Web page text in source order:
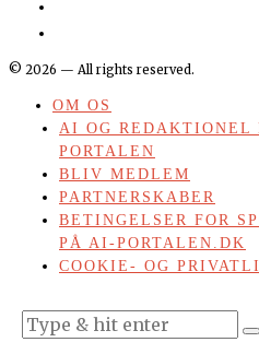
© 2026 — All rights reserved.
OM OS
AI OG REDAKTIONEL
PORTALEN
BLIV MEDLEM
PARTNERSKABER
BETINGELSER FOR
PÅ AI-PORTALEN.DK
COOKIE- OG